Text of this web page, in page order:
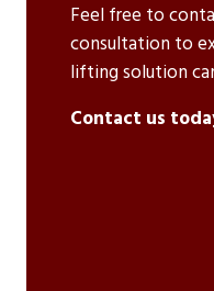
Feel free to
consultation to
lifting solution
Contact us